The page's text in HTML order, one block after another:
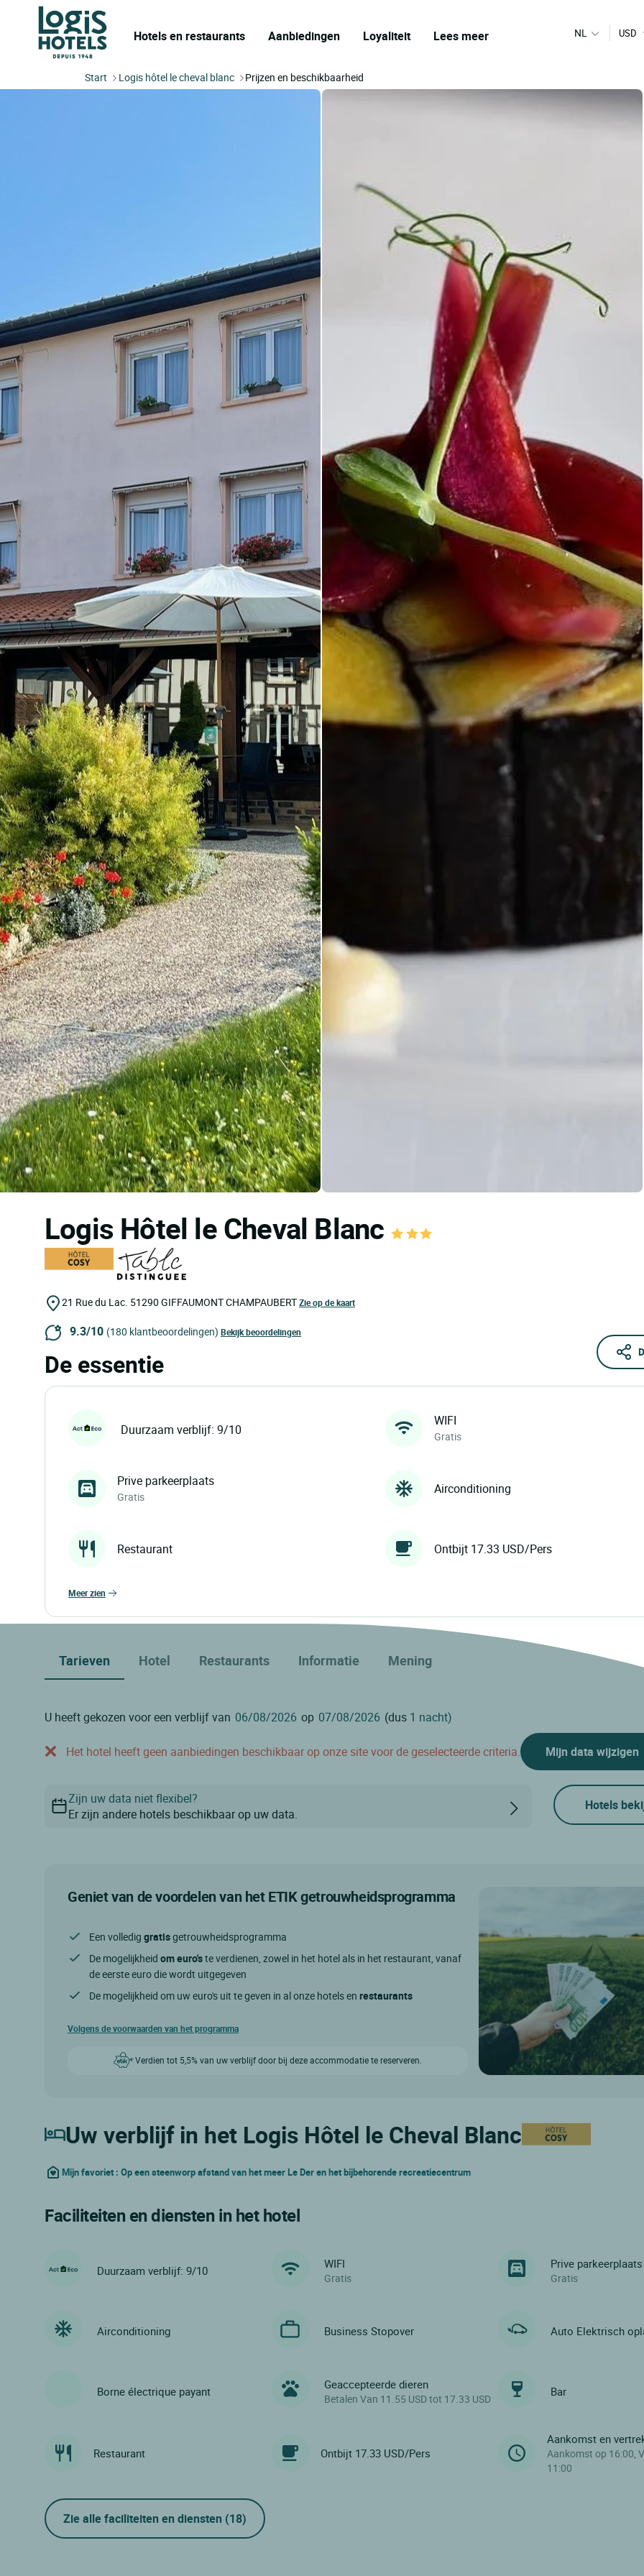
Hotels en restaurants Aanbiedingen Loyaliteit Lees meer NL USD
Start Logis hôtel le cheval blanc Prijzen en beschikbaarheid
Logis Hôtel le Cheval Blanc
21 Rue du Lac. 51290 GIFFAUMONT CHAMPAUBERTZie op de kaart
9.3/10 (180 klantbeoordelingen) Bekijk beoordelingen
De essentie
Duurzaam verblijf: 9/10
WIFI
Gratis
Prive parkeerplaats
Gratis
Airconditioning
Restaurant Ontbijt 17.33 USD/Pers
meer zien
Tarieven Hotel Restaurants Informatie Mening
U heeft gekozen voor een verblijf van op (dus 1 nacht)
Het hotel heeft geen aanbiedingen beschikbaar op onze site voor de geselecteerde criteria. Mijn data wijzigen
Zijn uw data niet flexibel?
Er zijn andere hotels beschikbaar op uw data.
Hotels
Geniet van de voordelen van het ETIK getrouwheidsprogramma
Een volledig gratisgetrouwheidsprogramma
De mogelijkheid om euro'ste verdienen, zowel in het hotel als in het restaurant, vanaf
de eerste euro die wordt uitgegeven
De mogelijkheid om uw euro's uit te geven in al onze hotels en restaurants
Volgens de voorwaarden van het programma
Verdien tot 5,5% van uw verblijf door bij deze accommodatie te reserveren.
Uw verblijf in het Logis Hôtel le Cheval Blanc
Mijn favoriet : Op een steenworp afstand van het meer Le Der en het bijbehorende recreatiecentrum
Faciliteiten en diensten in het hotel
Duurzaam verblijf: 9/10 WIFI
Gratis
Prive parkeerplaats
Gratis
Airconditioning Business Stopover Auto Elektrisch
Borne électrique payant Geaccepteerde dieren
Betalen Van 11.55 USD tot 17.33 USD
Bar
Restaurant Ontbijt 17.33 USD/Pers
Aankomst en
Aankomst op 16:00,
11:00
Zie alle faciliteiten en diensten (18)